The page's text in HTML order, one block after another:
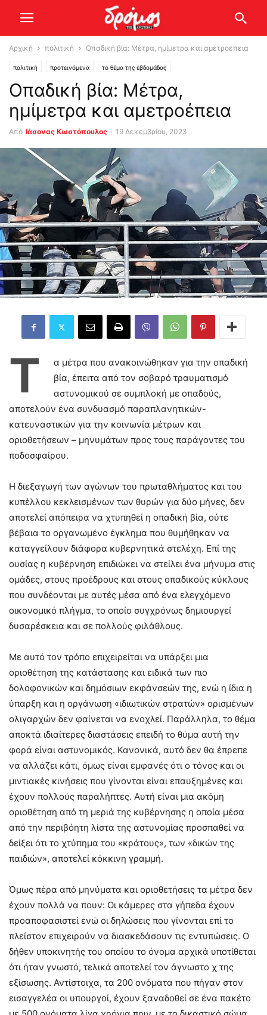
Αρχική πολιτική Οπαδική βία: Μέτρα, ημίμετρα και αμετροέπεια
πολιτική προτεινόμενα το θέμα της εβδομάδας
Οπαδική βία: Μέτρα,
ημίμετρα και αμετροέπεια
Από Ιάσονας Κωστόπουλος - 19 Δεκεμβρίου, 2023
Τ
α μέτρα που ανακοινώθηκαν για την οπαδική
βία, έπειτα από τον σοβαρό τραυματισμό
αστυνομικού σε συμπλοκή με οπαδούς,
αποτελούν ένα συνδυασμό παραπλανητικών-
κατευναστικών για την κοινωνία μέτρων και
οριοθετήσεων – μηνυμάτων προς τους παράγοντες του
ποδοσφαίρου.
Η διεξαγωγή των αγώνων του πρωταθλήματος και του
κυπέλλου κεκλεισμένων των θυρών για δύο μήνες, δεν
αποτελεί απόπειρα να χτυπηθεί η οπαδική βία, ούτε
βέβαια το οργανωμένο έγκλημα που θυμήθηκαν να
καταγγείλουν διάφορα κυβερνητικά στελέχη. Επί της
ουσίας η κυβέρνηση επιδιώκει να στείλει ένα μήνυμα στις
ομάδες, στους προέδρους και στους οπαδικούς κύκλους
που συνδέονται με αυτές μέσα από ένα ελεγχόμενο
οικονομικό πλήγμα, το οποίο συγχρόνως δημιουργεί
δυσαρέσκεια και σε πολλούς φιλάθλους.
Με αυτό τον τρόπο επιχειρείται να υπάρξει μια
οριοθέτηση της κατάστασης και ειδικά των πιο
δολοφονικών και δημόσιων εκφάνσεών της, ενώ η ίδια η
ύπαρξη και η οργάνωση «ιδιωτικών στρατών» ορισμένων
ολιγαρχών δεν φαίνεται να ενοχλεί. Παράλληλα, το θέμα
αποκτά ιδιαίτερες διαστάσεις επειδή το θύμα αυτή την
φορά είναι αστυνομικός. Κανονικά, αυτό δεν θα έπρεπε
να αλλάζει κάτι, όμως είναι εμφανές ότι ο τόνος και οι
μιντιακές κινήσεις που γίνονται είναι επαυξημένες και
έχουν πολλούς παραλήπτες. Αυτή είναι μια ακόμη
οριοθέτηση από τη μεριά της κυβέρνησης η οποία μέσα
από την περιβόητη λίστα της αστυνομίας προσπαθεί να
δείξει ότι το χτύπημα του «κράτους», των «δικών της
παιδιών», αποτελεί κόκκινη γραμμή.
Όμως πέρα από μηνύματα και οριοθετήσεις τα μέτρα δεν
έχουν πολλά να πουν: Οι κάμερες στα γήπεδα έχουν
προαποφασιστεί ενώ οι δηλώσεις που γίνονται επί το
πλείστον επιχειρούν να διασκεδάσουν τις εντυπώσεις. Ο
δήθεν υποκινητής του οποίου το όνομα αρχικά υποτίθεται
ότι ήταν γνωστό, τελικά αποτελεί τον άγνωστο χ της
εξίσωσης. Αντίστοιχα, τα 200 ονόματα που πήγαν στον
εισαγγελέα οι υπουργοί, έχουν ξαναδοθεί σε ένα πακέτο